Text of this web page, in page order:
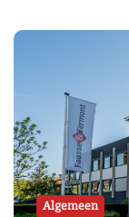
Algemeen